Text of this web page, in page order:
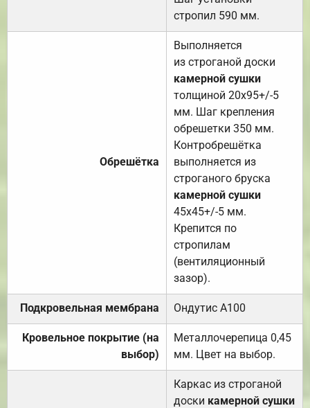
стропил 590 мм.
Обрешётка
Выполняется
из строганой доски
камерной сушки
толщиной 20х95+/-5
мм. Шаг крепления
обрешетки 350 мм.
Контробрешётка
выполняется из
строганого бруска
камерной сушки
45х45+/-5 мм.
Крепится по
стропилам
(вентиляционный
зазор).
Подкровельная мембрана Ондутис А100
Кровельное покрытие (на
выбор)
Металлочерепица 0,45
мм. Цвет на выбор.
Каркас из строганой
доски камерной сушки